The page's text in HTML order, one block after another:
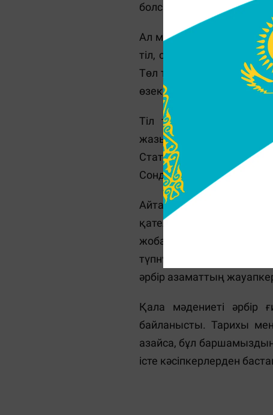
болса, халық өзі түсініп
Ал мұндайда өз тілің
тіл, сауаттылық
Төл тілдің мәртебесін
өзектілігін жоя қоймас.
Тіл туралы заңда кез
жазылады деген
Статистикаға
Сондықтан жарнама
Айта кететін жайт,
қателіктер табылған.
жобасы бекітілді.
түпнұсқалы аудармасы
әрбір азаматтың
Қала мәдениеті әрбір
байланысты. Тарихы
азайса, бұл
істе кәсіпкерлерден